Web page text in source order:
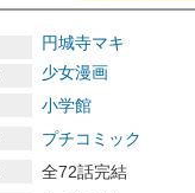
円城寺マキ
少女漫画
小学館
プチコミック
全72話完結